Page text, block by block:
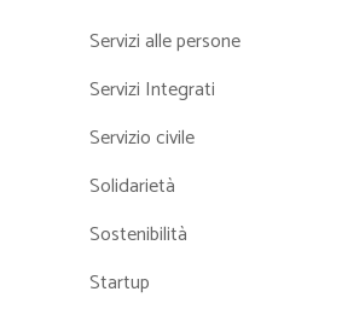
Servizi alle persone
Servizi Integrati
Servizio civile
Solidarietà
Sostenibilità
Startup